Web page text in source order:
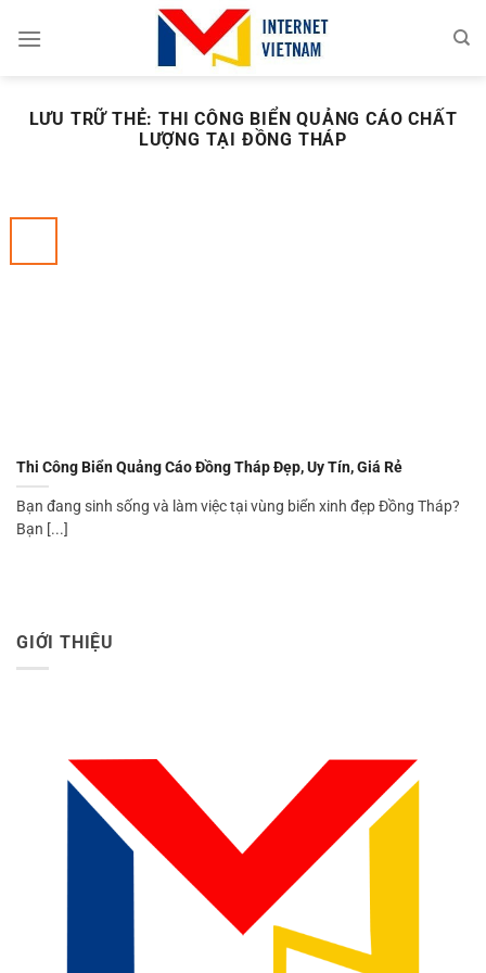
đến
LƯU TRỮ THẺ: THI CÔNG BIỂN QUẢNG CÁO CHẤT
LƯỢNG TẠI ĐỒNG THÁP
Thi Công Biển Quảng Cáo Đồng Tháp Đẹp, Uy Tín, Giá Rẻ
Bạn đang sinh sống và làm việc tại vùng biển xinh đẹp Đồng Tháp?
Bạn [...]
GIỚI THIỆU